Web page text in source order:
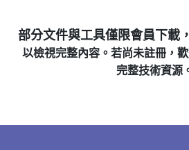
部分文件與工具僅限會員下載
以檢視完整內容。若尚未註冊，
完整技術資源